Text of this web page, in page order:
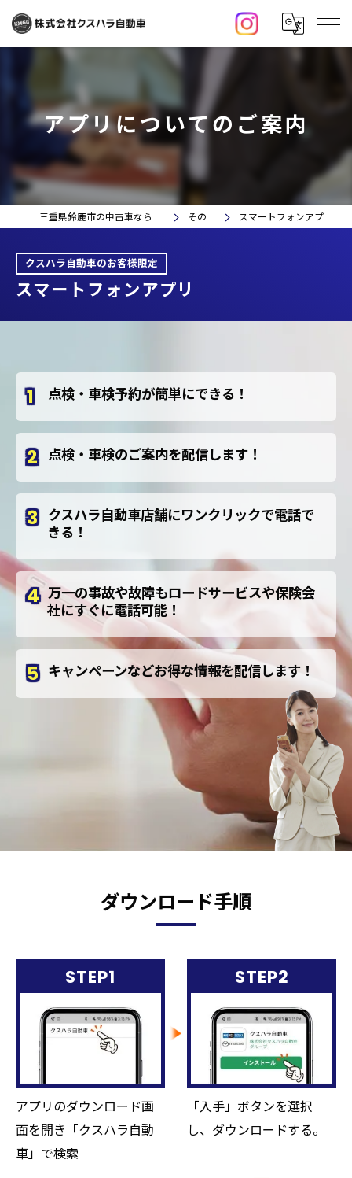
アプリについてのご案内
三重県鈴鹿市の中古車なら株式会社クスハラ自動車 その他情報 スマートフォンアプリについてのご案内
クスハラ自動車のお客様限定
スマートフォンアプリ
点検・車検予約が簡単にできる！
点検・車検のご案内を配信します！
クスハラ自動車店舗にワンクリックで電話で
きる！
万一の事故や故障もロードサービスや保険会
社にすぐに電話可能！
キャンペーンなどお得な情報を配信します！
ダウンロード手順
STEP1
アプリのダウンロード画
面を開き「クスハラ自動
車」で検索
STEP2
「入手」ボタンを選択
し、ダウンロードする。